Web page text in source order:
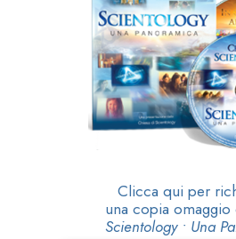
Clicca qui per
una copia omaggio
Scientology • Una